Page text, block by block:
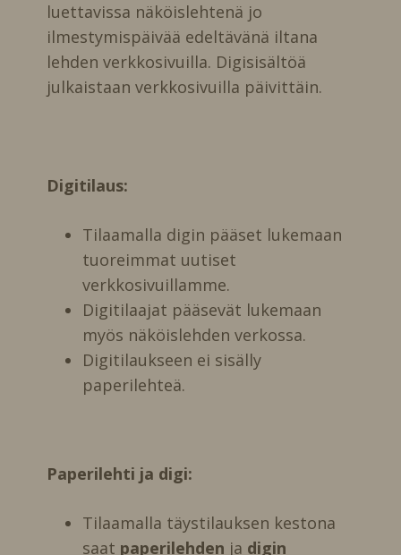
luettavissa näköislehtenä jo
ilmestymispäivää edeltävänä iltana
lehden verkkosivuilla. Digisisältöä
julkaistaan verkkosivuilla päivittäin.
Digitilaus:
Tilaamalla digin pääset lukemaan
tuoreimmat uutiset
verkkosivuillamme.
Digitilaajat pääsevät lukemaan
myös näköislehden verkossa.
Digitilaukseen ei sisälly
paperilehteä.
Paperilehti ja digi:
Tilaamalla täystilauksen kestona
saat paperilehden ja digin